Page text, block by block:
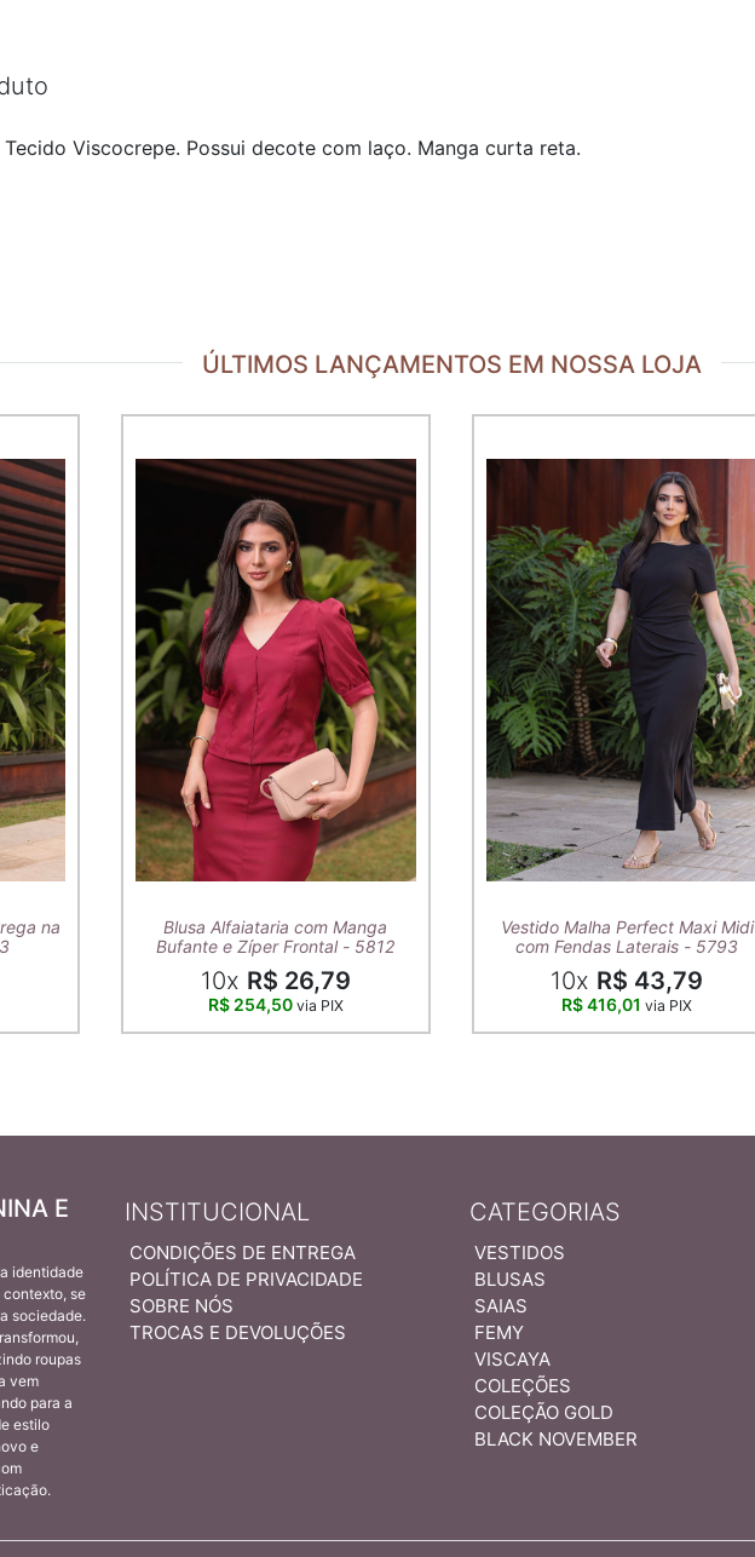
Viscocrepe. Possui decote com laço. Manga curta reta.
ÚLTIMOS LANÇAMENTOS EM NOSSA LOJA
na
Blusa Alfaiataria com Manga
Bufante e Zíper Frontal - 5812
10x R$ 26,79
R$ 254,50 via PIX
Vestido Malha Perfect Maxi Midi
com Fendas Laterais - 5793
10x R$ 43,79
R$ 416,01via PIX
INSTITUCIONAL
CONDIÇÕES DE ENTREGA
POLÍTICA DE PRIVACIDADE
SOBRE NÓS
TROCAS E DEVOLUÇÕES
CATEGORIAS
VESTIDOS
BLUSAS
SAIAS
FEMY
VISCAYA
COLEÇÕES
COLEÇÃO GOLD
BLACK NOVEMBER
E
identidade
contexto, se
sociedade.
roupas
vem
para a
estilo
e